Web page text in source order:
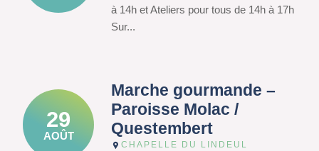
à 14h et Ateliers pour tous de 14h à 17h
Sur...
29
AOÛT
Marche gourmande –
Paroisse Molac /
Questembert
CHAPELLE DU LINDEUL